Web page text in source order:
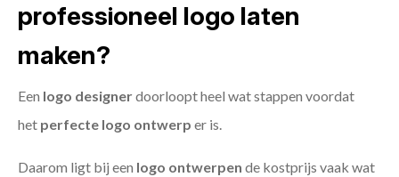
professioneel logo laten
maken?
Een logo designerdoorloopt heel wat stappen voordat
het perfecte logo ontwerp er is.
Daarom ligt bij een logo ontwerpen de kostprijs vaak wat